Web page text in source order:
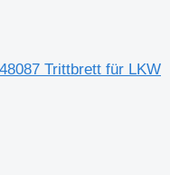
Trittbrett für LKW